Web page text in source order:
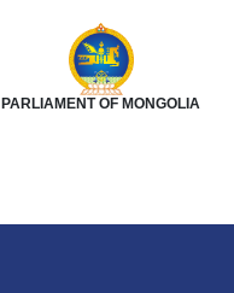
PARLIAMENT OF MONGOLIA